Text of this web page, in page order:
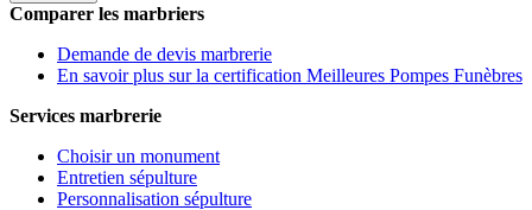
Comparer les marbriers
Demande de devis marbrerie
En savoir plus sur la certification Meilleures Pompes Funèbres
Services marbrerie
Choisir un monument
Entretien sépulture
Personnalisation sépulture